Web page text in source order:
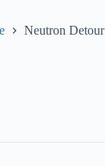
Neutron Detour